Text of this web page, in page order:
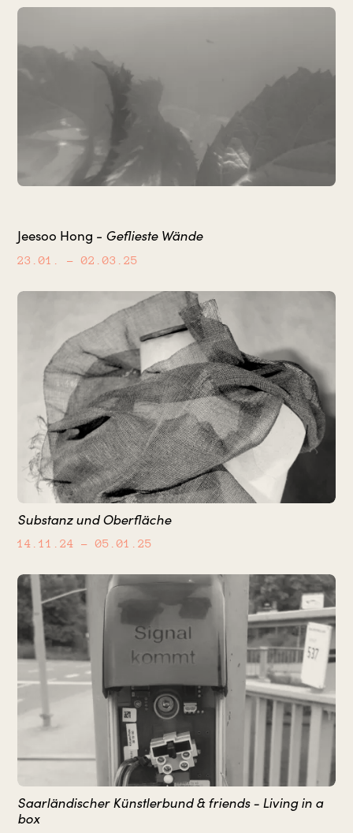
Jeesoo Hong - Geflieste Wände
23.01. – 02.03.25
Substanz und Oberfläche
14.11.24 – 05.01.25
Saarländischer Künstlerbund & friends - Living in a
box